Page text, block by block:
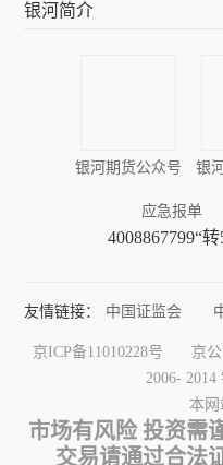
银河简介
银河期货公众号 银
应急报单
4008867799“转
友情链接： 中国证监会
上海期货交易所
上海证券交易所
中国证券网
京ICP备11010228号 京
2006-
本网
市场有风险 投资需
交易请通过合法